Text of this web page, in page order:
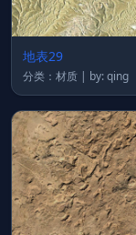
地表29
分类：材质 | by: qing